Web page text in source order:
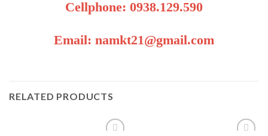
Cellphone: 0938.129.590
Email: namkt21@gmail.com
RELATED PRODUCTS